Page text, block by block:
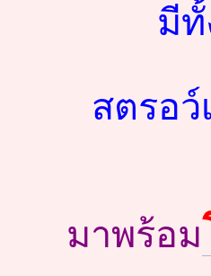
มีทั้
สตรอว์
มาพร้อม